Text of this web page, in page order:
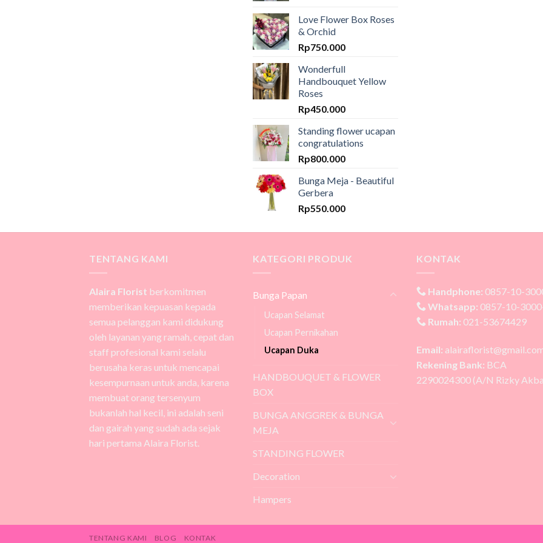
Love Flower Box Roses
& Orchid
Rp750.000
Wonderfull
Handbouquet Yellow
Roses
Rp450.000
Standing flower ucapan
congratulations
Rp800.000
Bunga Meja - Beautiful
Gerbera
Rp550.000
TENTANG KAMI
Alaira Florist berkomitmen
memberikan kepuasan kepada
semua pelanggan kami didukung
oleh layanan yang ramah, cepat dan
staff profesional kami selalu
berusaha keras untuk mencapai
kesempurnaan untuk anda, karena
membuat orang tersenyum
bukanlah hal kecil, ini adalah seni
dan gairah yang sudah ada sejak
hari pertama Alaira Florist.
KATEGORI PRODUK
Bunga Papan
Ucapan Selamat
Ucapan Pernikahan
Ucapan Duka
HANDBOUQUET & FLOWER
BOX
BUNGA ANGGREK & BUNGA
MEJA
STANDING FLOWER
Decoration
Hampers
KONTAK
Handphone: 0857-10-
Whatsapp: 0857-10-
Rumah: 021-53674429
Email:
Rekening Bank: BCA
2290024300 (A/N Rizky
TENTANG KAMI BLOG KONTAK